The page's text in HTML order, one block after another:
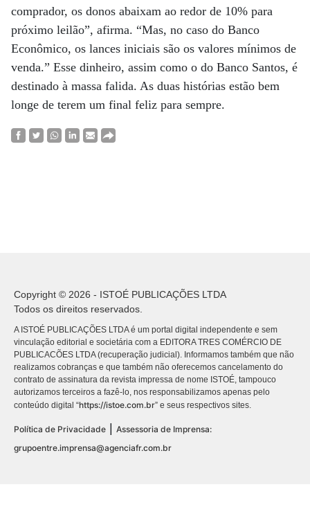
comprador, os donos abaixam ao redor de 10% para
próximo leilão”, afirma. “Mas, no caso do Banco
Econômico, os lances iniciais são os valores mínimos de
venda.” Esse dinheiro, assim como o do Banco Santos, é
destinado à massa falida. As duas histórias estão bem
longe de terem um final feliz para sempre.
Copyright © 2026 - ISTOÉ PUBLICAÇÕES LTDA
Todos os direitos reservados.
A ISTOÉ PUBLICAÇÕES LTDA é um portal digital independente e sem
vinculação editorial e societária com a EDITORA TRES COMÉRCIO DE
PUBLICACÕES LTDA (recuperação judicial). Informamos também que não
realizamos cobranças e que também não oferecemos cancelamento do
contrato de assinatura da revista impressa de nome ISTOÉ, tampouco
autorizamos terceiros a fazê-lo, nos responsabilizamos apenas pelo
conteúdo digital “https://istoe.com.br” e seus respectivos sites.
Política de Privacidade
Assessoria de Imprensa:
grupoentre.imprensa@agenciafr.com.br